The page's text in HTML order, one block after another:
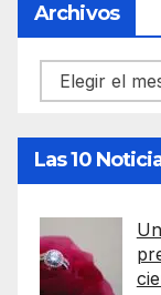
Archivos
Archivos
Las 10